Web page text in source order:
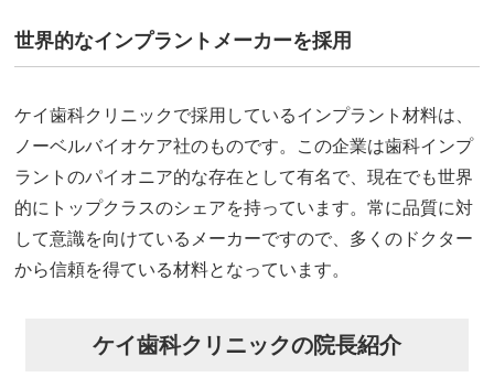
世界的なインプラントメーカーを採用
ケイ歯科クリニックで採用しているインプラント材料は、
ノーベルバイオケア社のものです。この企業は歯科インプ
ラントのパイオニア的な存在として有名で、現在でも世界
的にトップクラスのシェアを持っています。常に品質に対
して意識を向けているメーカーですので、多くのドクター
から信頼を得ている材料となっています。
ケイ歯科クリニックの院長紹介